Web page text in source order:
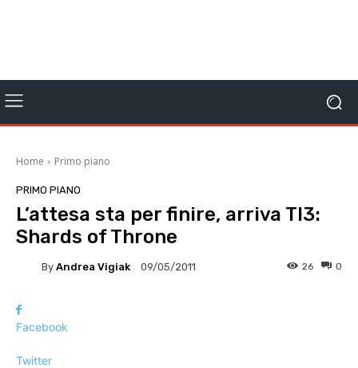
Home Primo piano
PRIMO PIANO
L’attesa sta per finire, arriva TI3:
Shards of Throne
By Andrea Vigiak 09/05/2011 0
26
Facebook
Twitter